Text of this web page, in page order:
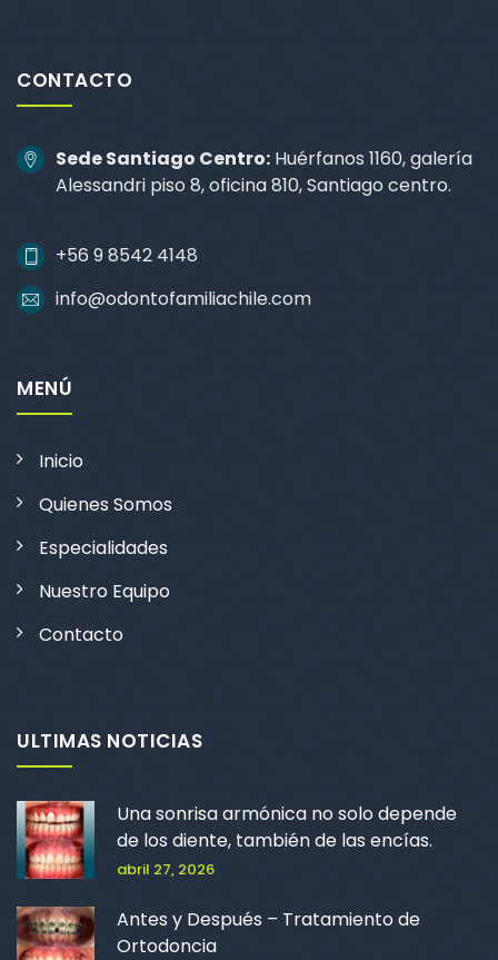
CONTACTO
Sede Santiago Centro: Huérfanos 1160, galería
Alessandri piso 8, oficina 810, Santiago centro.
+56 9 8542 4148
info@odontofamiliachile.com
MENÚ
Inicio
Quienes Somos
Especialidades
Nuestro Equipo
Contacto
ULTIMAS NOTICIAS
Una sonrisa armónica no solo depende
de los diente, también de las encías.
abril 27, 2026
Antes y Después – Tratamiento de
Ortodoncia